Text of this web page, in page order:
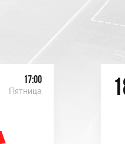
17:00
Пятница